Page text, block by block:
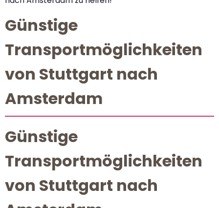
Günstige
Transportmöglichkeiten
von Stuttgart nach
Amsterdam
Günstige
Transportmöglichkeiten
von Stuttgart nach